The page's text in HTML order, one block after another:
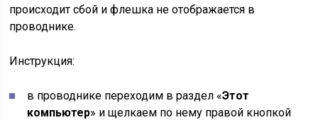
происходит сбой и флешка не отображается в
проводнике.
Инструкция:
в проводнике переходим в раздел «Этот
компьютер» и щелкаем по нему правой кнопкой